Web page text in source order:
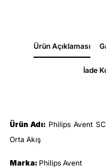
Ürün Açıklaması
İade
Ürün Adı: Philips Avent
Orta Akış
Marka: Philips Avent